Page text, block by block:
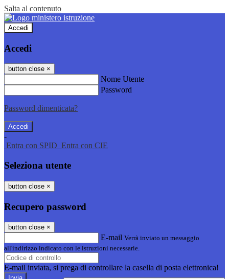
Salta al contenuto
Accedi
Accedi
button close ×
Nome Utente
Password
Password dimenticata?
-
Entra con SPID Entra con CIE
Seleziona utente
button close ×
Recupero password
button close ×
E-mail Verrà inviato un messaggio
all'indirizzo indicato con le istruzioni necessarie.
E-mail inviata, si prega di controllare la casella di posta elettronica!